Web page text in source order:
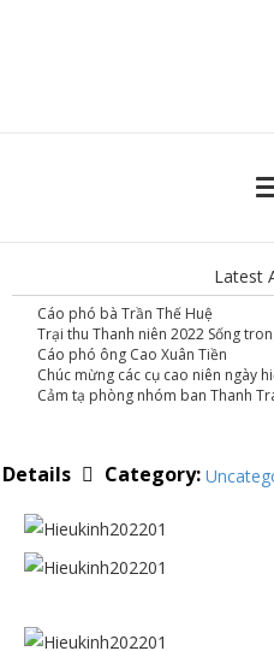
Latest
Cáo phó bà Trần Thế Huệ
Trại thu Thanh niên 2022 Sống
Cáo phó ông Cao Xuân Tiền
Chúc mừng các cụ cao niên ngày
Cảm tạ phòng nhóm ban Thanh
Details Category: